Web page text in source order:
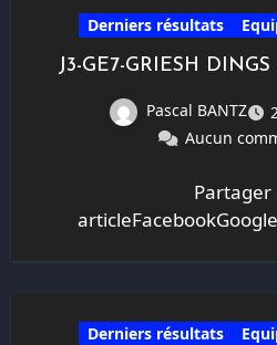
Derniers résultats
J3-GE7-GRIESH
Pascal BANTZ
Aucun
Partager
Derniers résultats